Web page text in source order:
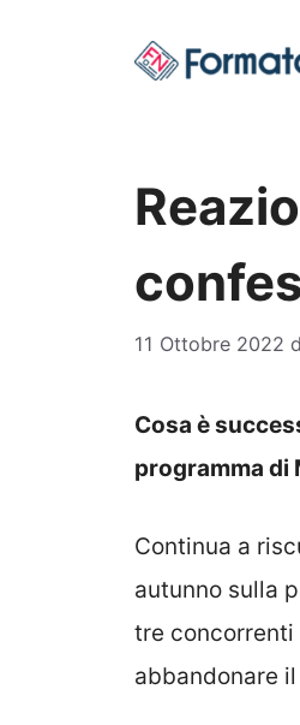
11 Ottobre 2022
Cosa è
programma di
Continua a
autunno sulla
tre concorrenti
abbandonare